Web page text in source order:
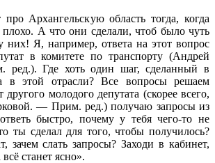
Архангельскую область тогда, когда
плохо. А что они сделали, чтоб было чуть
них! Я, например, ответа на этот вопрос
в комитете по транспорту (Андрей
Где хоть один шаг, сделанный в
в этой отрасли? Все вопросы решаем
другого молодого депутата (скорее всего,
— Прим. ред.) получаю запросы из
быстро, почему у тебя чего-то не
ты сделал для того, чтобы получилось?
зачем слать запросы? Заходи в кабинет,
станет ясно».